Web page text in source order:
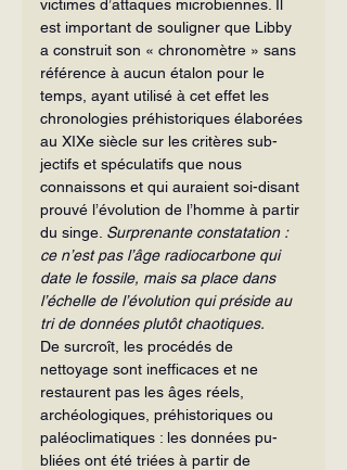
victimes d’attaques microbiennes. Il
est important de souligner que Libby
a construit son « chronomètre » sans
référence à aucun étalon pour le
temps, ayant utilisé à cet effet les
chronologies préhistoriques éla­borées
au XIXe siècle sur les critères sub­
jectifs et spéculatifs que nous
connaissons et qui auraient soi-disant
prouvé l’évolu­tion de l’homme à partir
du singe. Sur­prenante constatation :
ce n’est pas l’âge ra­diocarbone qui
date le fossile, mais sa place dans
l’échelle de l’évolution qui préside au
tri de données plutôt chaotiques.
De surcroît, les procédés de
nettoyage sont inefficaces et ne
restaurent pas les âges réels,
archéologiques, préhistoriques ou
paléoclimatiques : les données pu­
bliées ont été triées à partir de